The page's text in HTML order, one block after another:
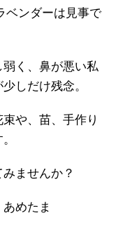
ベンダーは見事で
く、鼻が悪い私
しだけ残念。
や、苗、手作り
ませんか？
めたま